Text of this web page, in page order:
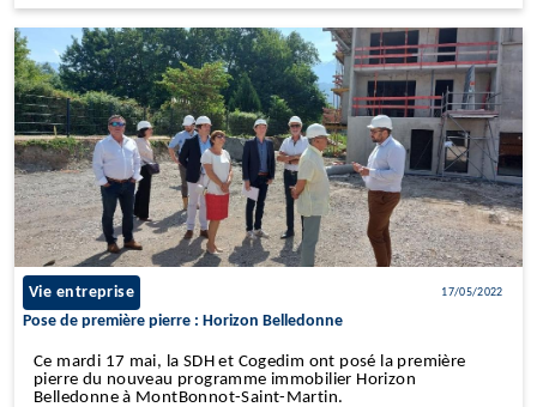
Vie entreprise 17/05/2022
Pose de première pierre : Horizon Belledonne
Ce mardi 17 mai, la SDH et Cogedim ont posé la première
pierre du nouveau programme immobilier Horizon
Belledonne à MontBonnot-Saint-Martin.